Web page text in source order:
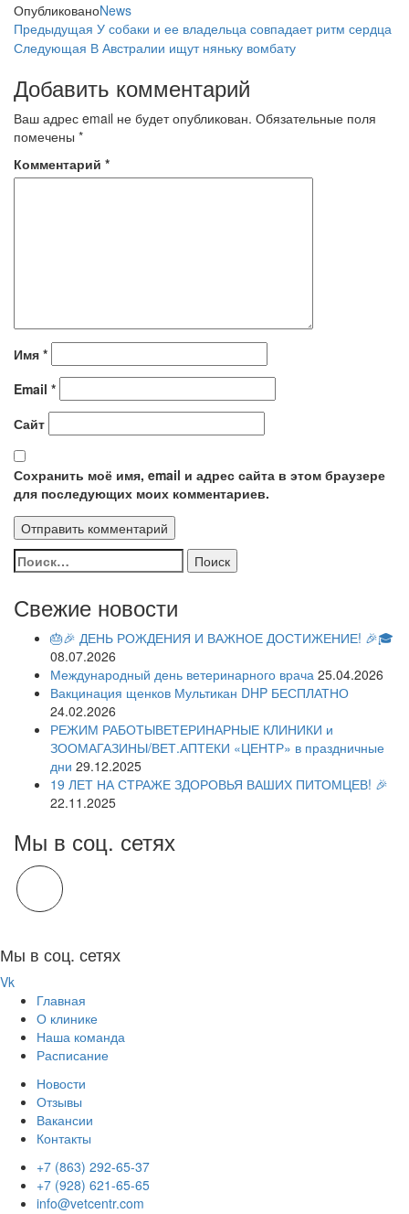
ОпубликованоNews
Навигация
по
записям
Предыдущая
запись
Предыдущая У собаки и ее владельца совпадает ритм сердца
Следующая
Следующая В Австралии ищут няньку вомбату
Добавить комментарий
Ваш адрес email не будет опубликован. Обязательные поля
помечены *
Комментарий *
Имя *
Email *
Сайт
Сохранить моё имя, email и адрес сайта в этом браузере
для последующих моих комментариев.
Найти:
Свежие новости
🎂🎉 ДЕНЬ РОЖДЕНИЯ И ВАЖНОЕ ДОСТИЖЕНИЕ! 🎉🎓
08.07.2026
Международный день ветеринарного врача 25.04.2026
Вакцинация щенков Мультикан DHP БЕСПЛАТНО
24.02.2026
РЕЖИМ РАБОТЫВЕТЕРИНАРНЫЕ КЛИНИКИ и
ЗООМАГАЗИНЫ/ВЕТ.АПТЕКИ «ЦЕНТР» в праздничные
дни 29.12.2025
19 ЛЕТ НА СТРАЖЕ ЗДОРОВЬЯ ВАШИХ ПИТОМЦЕВ! 🎉
22.11.2025
Мы в соц. сетях
Мы в соц. сетях
Vk
Главная
О клинике
Наша команда
Расписание
Новости
Отзывы
Вакансии
Контакты
+7 (863) 292-65-37
+7 (928) 621-65-65
info@vetcentr.com